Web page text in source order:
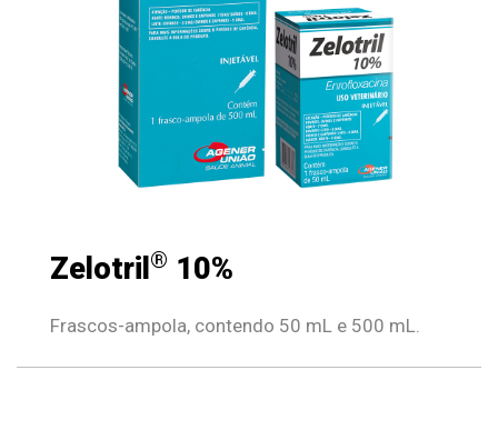
Zelotril ® 10%
Frascos-ampola, contendo 50 mL e 500 mL.